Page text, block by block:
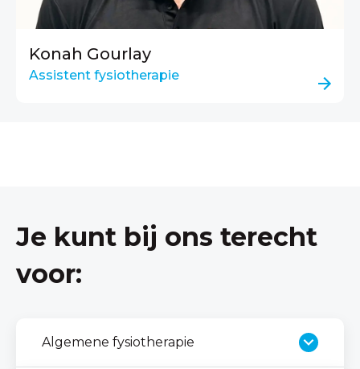
Konah Gourlay
Assistent fysiotherapie
Je kunt bij ons terecht
voor:
Algemene fysiotherapie